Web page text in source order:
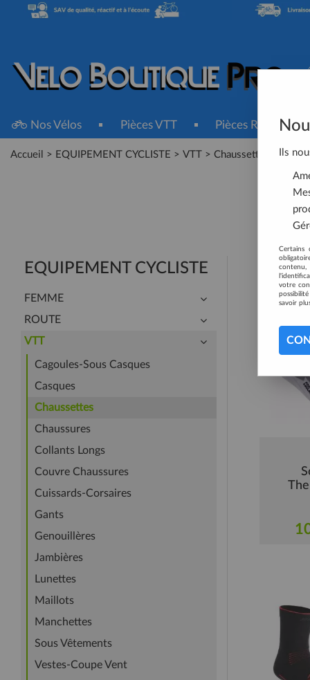
Nos Vélos Pièces VTT Pièces Route
Accueil > EQUIPEMENT CYCLISTE > VTT > Chaussettes
EQUIPEMENT CYCLISTE
FEMME
ROUTE
VTT
Cagoules-Sous Casques
Casques
Chaussettes
Chaussures
Collants Longs
Couvre Chaussures
Cuissards-Corsaires
Gants
Genouillères
Jambières
Lunettes
Maillots
Manchettes
Sous Vêtements
Vestes-Coupe Vent
Ils
Certains
contenu,
votre
savoir